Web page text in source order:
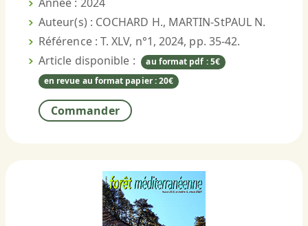
Auteur(s) : COCHARD H., MARTIN-StPAUL N.
Référence : T. XLV, n°1, 2024, pp. 35-42.
Article disponible :
au format pdf : 5€
en revue au format papier : 20€
Commander